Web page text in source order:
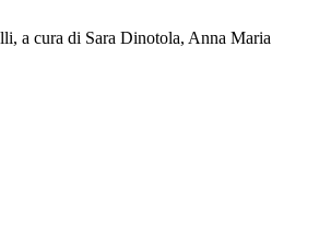
a cura di Sara Dinotola, Anna Maria